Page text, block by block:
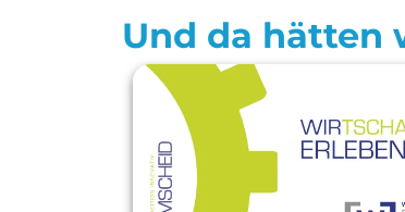
Und da hätten